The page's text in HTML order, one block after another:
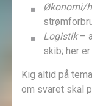
Økonomi/
Logistik–
skib; her
Kig altid på
om svaret skal